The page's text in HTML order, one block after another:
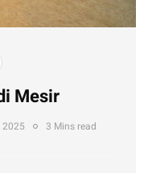
Mesir
3 Mins read